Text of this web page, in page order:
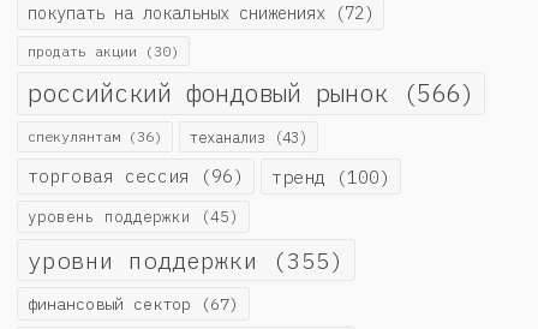
покупать на локальных снижениях (72)
продать акции (30)
российский фондовый рынок (566)
спекулянтам (36) теханализ (43)
торговая сессия (96) тренд (100)
уровень поддержки (45)
уровни поддержки (355)
финансовый сектор (67)